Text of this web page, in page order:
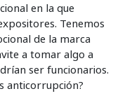
en la que
Tenemos
de la marca
a tomar algo a
ser funcionarios.
anticorrupción?